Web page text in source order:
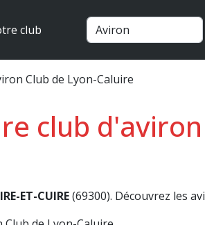
club
Club de Lyon-Caluire
club d'aviron
ET-CUIRE(69300). Découvrez les